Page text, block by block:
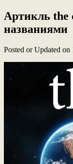
Артикль the
названиями
Posted or Updated on